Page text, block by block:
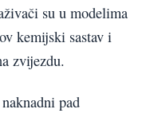
su u modelima
kemijski sastav i
zvijezdu.
pad